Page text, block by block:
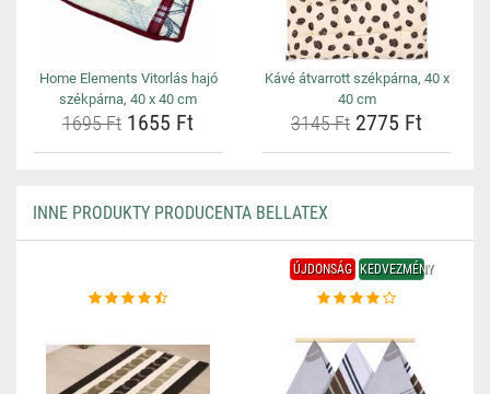
Home Elements Vitorlás hajó
székpárna, 40 x 40 cm
1695 Ft 1655 Ft
Kávé átvarrott székpárna, 40 x
40 cm
3145 Ft 2775 Ft
INNE PRODUKTY PRODUCENTA BELLATEX
ÚJDONSÁG KEDVEZMÉNY